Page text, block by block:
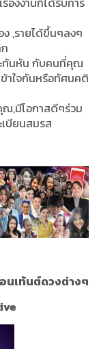
ง ,รายได้ขึ้นๆลงๆ
ทันหัน กับคนที่คุณ
าใจกันหรือทัศนคติ
,มีโอกาสดีๆร่วม
บียนสมรส
นเท้นต์ดวงต่างๆ